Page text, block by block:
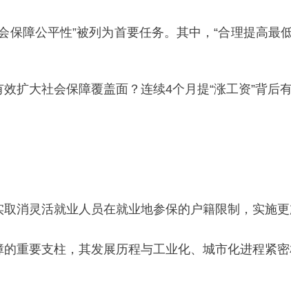
障公平性”被列为首要任务。其中，“合理提高
扩大社会保障覆盖面？连续4个月提“涨工资”背后
消灵活就业人员在就业地参保的户籍限制，实施更
重要支柱，其发展历程与工业化、城市化进程紧